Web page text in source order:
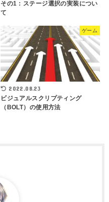
その1：ステージ選択の実装につい
て
ゲーム
2022.08.23
ビジュアルスクリプティング
（BOLT）の使用方法